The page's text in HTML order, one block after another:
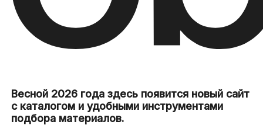
Весной 2026 года здесь появится новый сайт
с каталогом и удобными инструментами
подбора материалов.